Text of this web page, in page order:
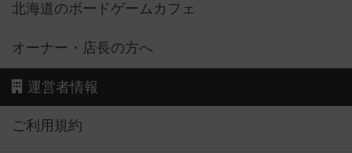
北海道のボードゲームカフェ
オーナー・店長の方へ
運営者情報
ご利用規約